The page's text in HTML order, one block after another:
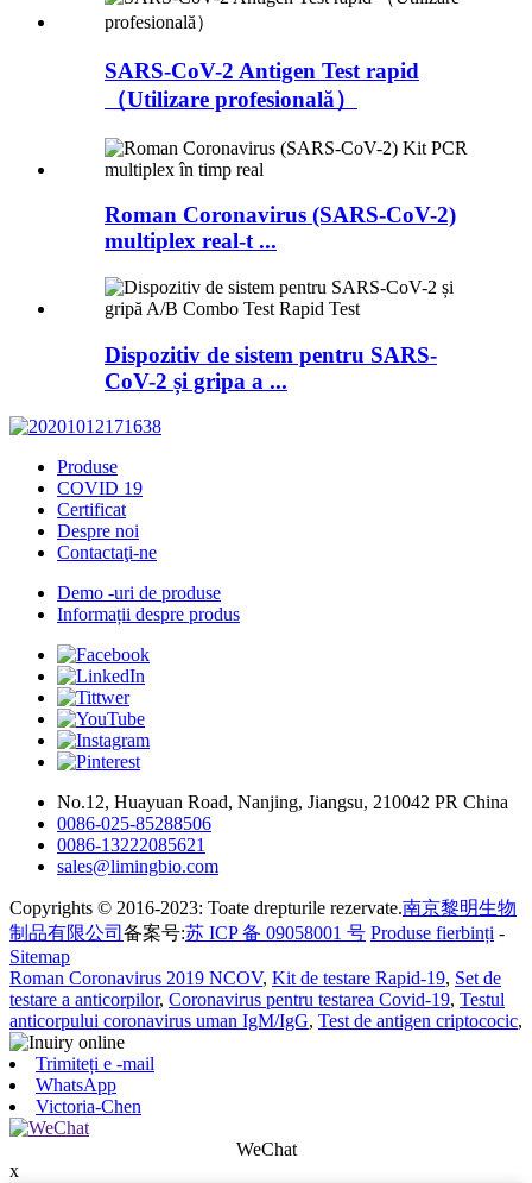
SARS-CoV-2 Antigen Test rapid
（Utilizare profesională）
Roman Coronavirus (SARS-CoV-2)
multiplex real-t ...
Dispozitiv de sistem pentru SARS-
CoV-2 și gripa a ...
Produse
COVID 19
Certificat
Despre noi
Contactaţi-ne
Demo -uri de produse
Informații despre produs
No.12, Huayuan Road, Nanjing, Jiangsu, 210042 PR China
0086-025-85288506
0086-13222085621
sales@limingbio.com
Copyrights © 2016-2023: Toate drepturile rezervate.南京黎明生物
制品有限公司 备案号:苏 ICP 备 09058001 号 Produse fierbinți -
Sitemap
Roman Coronavirus 2019 NCOV, Kit de testare Rapid-19, Set de
testare a anticorpilor, Coronavirus pentru testarea Covid-19, Testul
anticorpului coronavirus uman IgM/IgG, Test de antigen criptococic,
Trimiteți e -mail
WhatsApp
Victoria-Chen
WeChat
x